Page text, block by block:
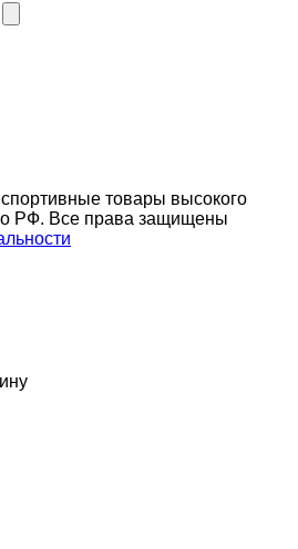
товары высокого
РФ. Все права защищены